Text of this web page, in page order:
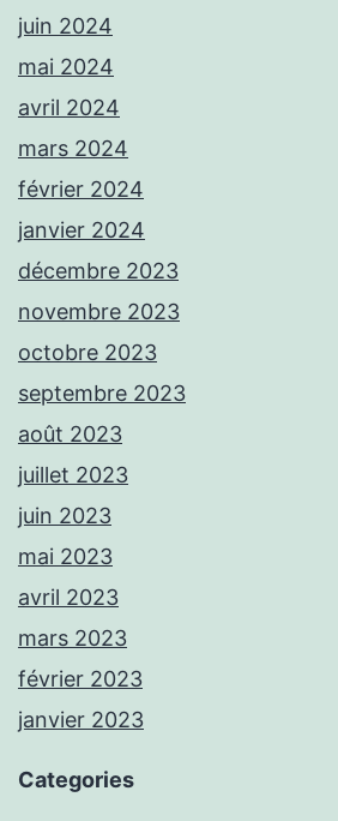
juin 2024
mai 2024
avril 2024
mars 2024
février 2024
janvier 2024
décembre 2023
novembre 2023
octobre 2023
septembre 2023
août 2023
juillet 2023
juin 2023
mai 2023
avril 2023
mars 2023
février 2023
janvier 2023
Categories